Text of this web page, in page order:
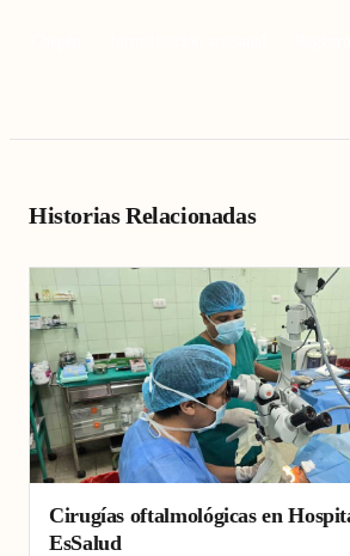
Historias Relacionadas
Cirugías oftalmológicas en
EsSalud